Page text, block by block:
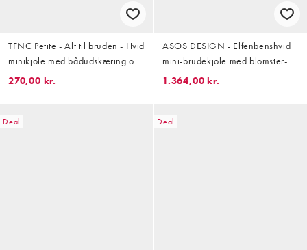
TFNC Petite - Alt til bruden - Hvid
minikjole med bådudskæring og
sløjfe på ryggen i blondestof
270,00 kr.
ASOS DESIGN - Elfenbenshvid
mini-brudekjole med blomster-
og blondeapplikationer
1.364,00 kr.
Deal Deal